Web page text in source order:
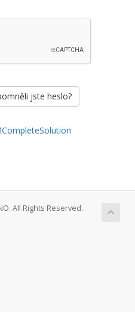
jste heslo?
All Rights Reserved.